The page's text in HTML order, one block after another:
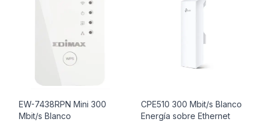
EW-7438RPN Mini 300
Mbit/s Blanco
CPE510 300 Mbit/s Blanco
Energía sobre Ethernet